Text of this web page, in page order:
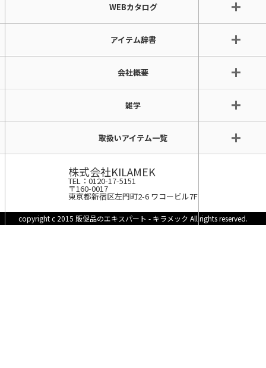
WEBカタログ
アイテム辞書
会社概要
雑学
取扱いアイテム一覧
株式会社KILAMEK
TEL：0120-17-5151
〒160-0017
東京都新宿区左門町2-6 ワコービル7F
copyright c 2015 販促品のエキスパート - キラメック All rights reserved.